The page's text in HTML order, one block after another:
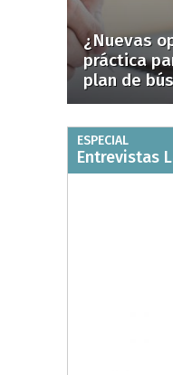
¿Nuevas
práctica
plan de
ESPECIAL
Entrevistas